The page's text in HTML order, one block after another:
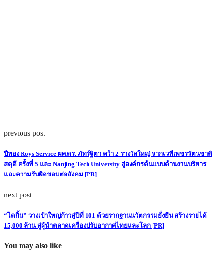
previous post
ปีทอง Roys Service ผศ.ดร. ภัทร์ฐิตา คว้า 2 รางวัลใหญ่ จากเวทีเพชรรัตนชาติ
สดุดี ครั้งที่ 5 และ Nanjing Tech University สู่องค์กรต้นแบบด้านงานบริหาร
และความรับผิดชอบต่อสังคม [PR]
next post
“ไดกิ้น” วางเป้าใหญ่ก้าวสู่ปีที่ 101 ด้วยรากฐานนวัตกรรมยั่งยืน สร้างรายได้
15,000 ล้าน สู่ผู้นำตลาดเครื่องปรับอากาศไทยและโลก [PR]
You may also like